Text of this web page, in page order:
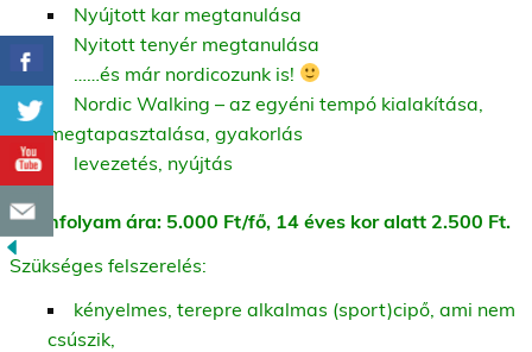
Nyújtott kar megtanulása
Nyitott tenyér megtanulása
……és már nordicozunk is!
Nordic Walking – az egyéni tempó kialakítása,
megtapasztalása, gyakorlás
levezetés, nyújtás
A tanfolyam ára: 5.000 Ft/fő, 14 éves kor alatt 2.500 Ft.
Szükséges felszerelés:
kényelmes, terepre alkalmas (sport)cipő, ami nem
csúszik,